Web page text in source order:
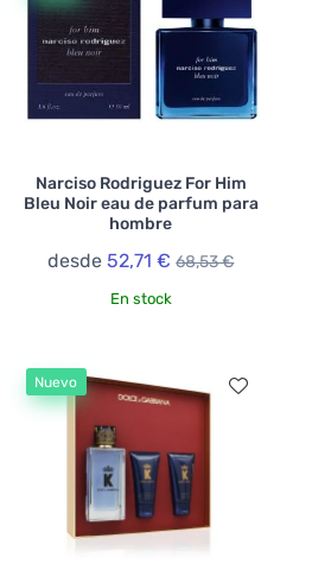
Narciso Rodriguez For Him
Bleu Noir eau de parfum para
hombre
desde52,71 € 68,53 €
En stock
Nuevo